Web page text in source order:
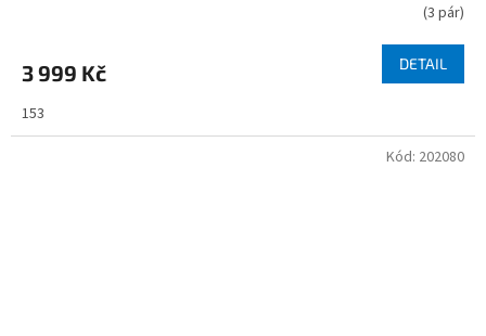
(3 pár)
3 999 Kč DETAIL
153
Kód: 202080